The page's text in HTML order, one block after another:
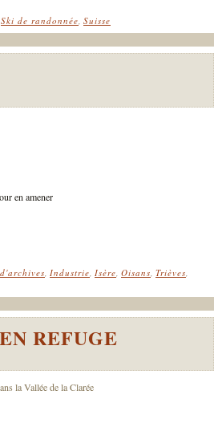
Ski de randonnée Suisse
en amener
Industrie Isère Oisans Trièves
REFUGE
la Vallée de la Clarée